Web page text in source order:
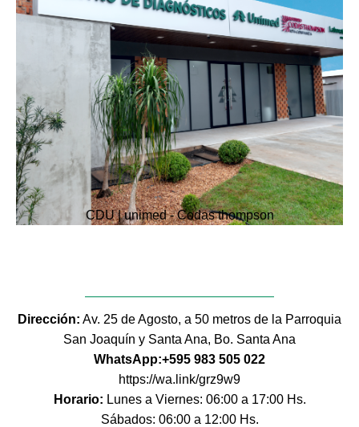
CDU | unimed - Codas thompson
Dirección: Av. 25 de Agosto, a 50 metros de la Parroquia
San Joaquín y Santa Ana, Bo. Santa Ana
WhatsApp:+595 983 505 022
https://wa.link/grz9w9
Horario: Lunes a Viernes: 06:00 a 17:00 Hs.
Sábados: 06:00 a 12:00 Hs.